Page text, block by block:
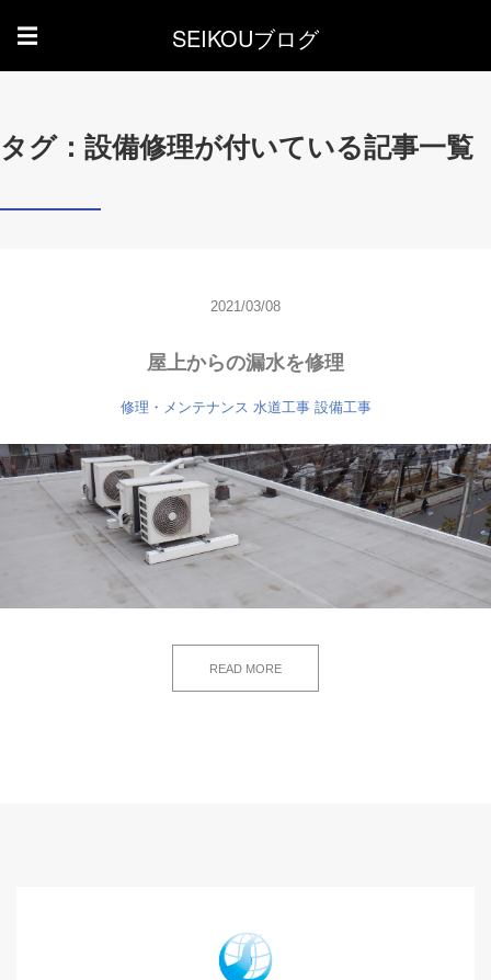
☰ SEIKOUブログ
タグ：設備修理が付いている記事一覧
2021/03/08
屋上からの漏水を修理
修理・メンテナンス 水道工事 設備工事
READ MORE